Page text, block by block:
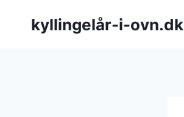
kyllingelår-i-ovn.dk